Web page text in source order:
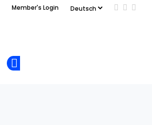
Member's Login Add us
Follow